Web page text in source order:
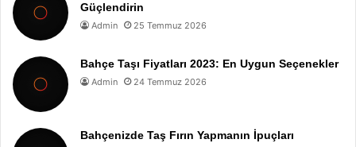
Güçlendirin
Admin 25 Temmuz 2026
Bahçe Taşı Fiyatları 2023: En Uygun Seçenekler
Admin 24 Temmuz 2026
Bahçenizde Taş Fırın Yapmanın İpuçları